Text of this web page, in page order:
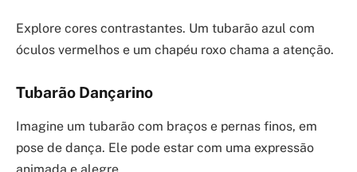
Explore cores contrastantes. Um tubarão azul com
óculos vermelhos e um chapéu roxo chama a atenção.
Tubarão Dançarino
Imagine um tubarão com braços e pernas finos, em
pose de dança. Ele pode estar com uma expressão